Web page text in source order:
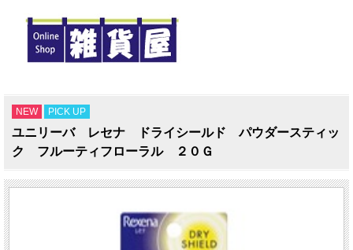
NEW PICK UP
ユニリーバ レセナ ドライシールド パウダースティッ
ク フルーティフローラル ２０Ｇ